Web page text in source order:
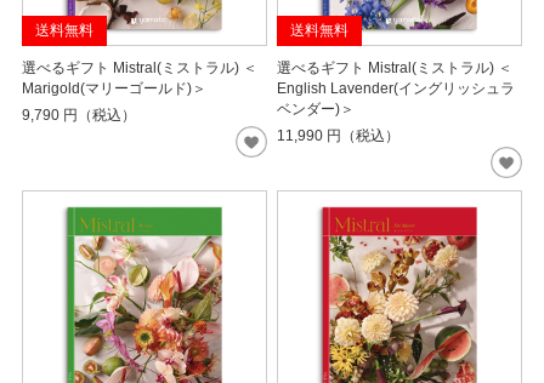
送料無料
選べるギフト Mistral(ミストラル) ＜
Marigold(マリーゴールド)＞
9,790 円（税込）
送料無料
選べるギフト Mistral(ミストラル) ＜
English Lavender(イングリッシュラ
ベンダー)＞
11,990 円（税込）